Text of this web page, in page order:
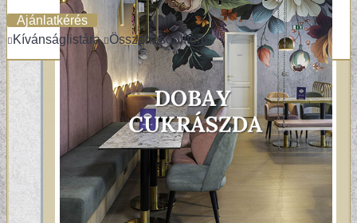
Ajánlatkérés
Kívánságlistára
Összehasonlítom